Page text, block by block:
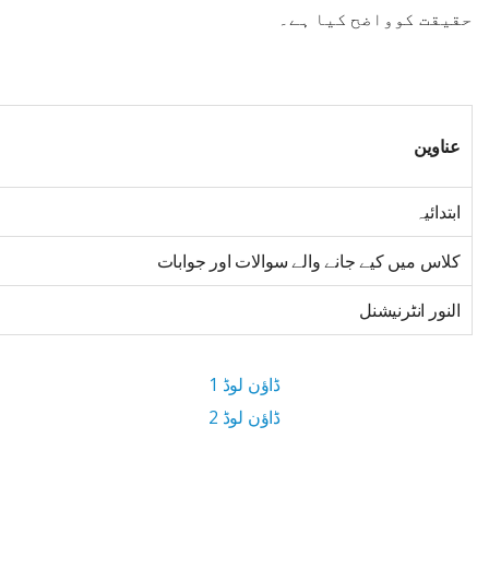
حقیقت کوواضح کیا ہے۔
عناوین
ابتدائیہ
کلاس میں کیے جانے والے سوالات اور جوابات
النور انٹرنیشنل
ڈاؤن لوڈ 1
ڈاؤن لوڈ 2